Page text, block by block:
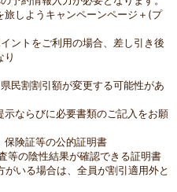
しようキャンペーンページ＋(プ
ントをご利用の場合、差し引き後
り
民割割引額が変更する可能性があ
ならびに必要書類のご記入をお願
保険証等の公的証明書
等の陰性結果が確認できる証明書
いる場合は、全員が割引適用外と